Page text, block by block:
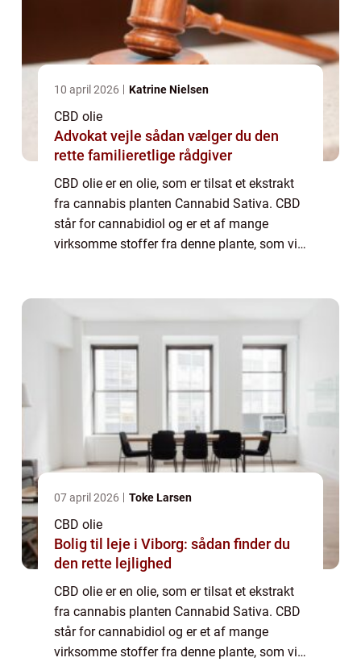
10 april 2026 Katrine Nielsen
CBD olie
Advokat vejle sådan vælger du den
rette familieretlige rådgiver
CBD olie er en olie, som er tilsat et ekstrakt
fra cannabis planten Cannabid Sativa. CBD
står for cannabidiol og er et af mange
virksomme stoffer fra denne plante, som vi
07 april 2026 Toke Larsen
CBD olie
Bolig til leje i Viborg: sådan finder du
den rette lejlighed
CBD olie er en olie, som er tilsat et ekstrakt
fra cannabis planten Cannabid Sativa. CBD
står for cannabidiol og er et af mange
virksomme stoffer fra denne plante, som vi